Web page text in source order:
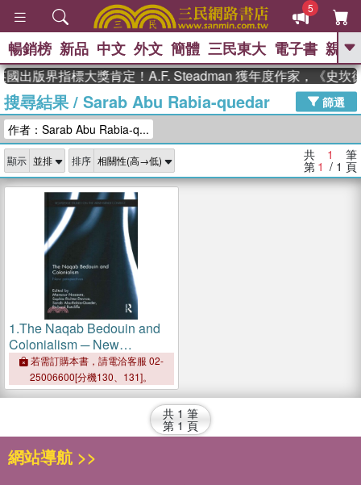
5
GO
熱搜： 東野圭吾 、 高希均教授回憶錄
、 The Odyssey 、 父親節 、 如果歷
獎 臺灣漫遊錄 、 方念華 、 台灣的李
登輝時代
數學女孩：黎曼猜想 、
偉大的迷走神經
暢銷榜 新品 中文 外文 簡體 三民東大 電子書 親子
出版界指標大獎肯定！A.F. Steadman 獲年度作家，《史坎
搜尋結果/ Sarab Abu Rabia-quedar
篩選
作者：Sarab Abu Rabia-q...
顯示 排序 共 1 筆
第 1 / 1 頁
1.The Naqab Bedouin and
Colonialism ─ New
Perspectives
若需訂購本書，請電洽客服 02-
25006600[分機130、131]。
共 1 筆
第 1 頁
網站導航 >>